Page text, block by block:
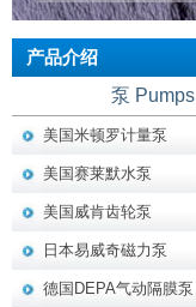
产品介绍
泵 Pumps
美国米顿罗计量泵
美国赛莱默水泵
美国威肯齿轮泵
日本易威奇磁力泵
德国DEPA气动隔膜泵